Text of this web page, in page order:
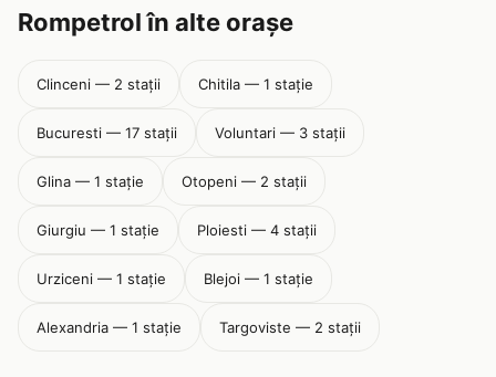
Rompetrol în alte orașe
Clinceni — 2 stații Chitila — 1 stație
Bucuresti — 17 stații Voluntari — 3 stații
Glina — 1 stație Otopeni — 2 stații
Giurgiu — 1 stație Ploiesti — 4 stații
Urziceni — 1 stație Blejoi — 1 stație
Alexandria — 1 stație Targoviste — 2 stații